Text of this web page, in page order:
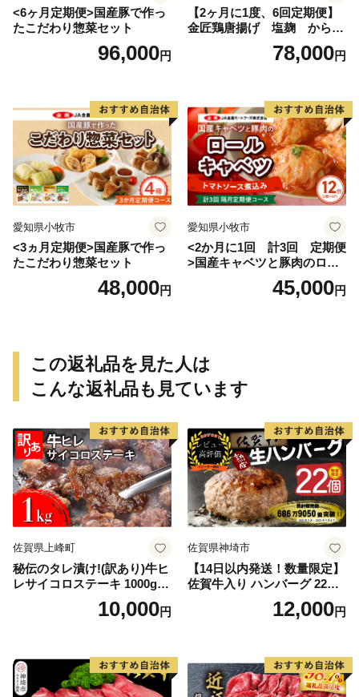
<6ヶ月定期便>国産豚で作っ
たこだわり惣菜セット
96,000円
【2ヶ月に1度、6回定期便】
金匠鶏唐揚げ 塩麹 からあ
78,000円
愛知県小牧市
<3ヵ月定期便>国産豚で作っ
たこだわり惣菜セット
48,000円
愛知県小牧市
<2か月に1回 計3回 定期便
>国産キャベツと豚肉のロー
ルキャベツ（6P入り）
45,000円
この返礼品を見た人は
こんな返礼品も見ています
佐賀県上峰町
秘伝のタレ漬け!(訳あり)牛ヒ
レサイコロステーキ 1000g
10,000円
佐賀県神埼市
【14日以内発送！数量限定】
佐賀牛入り ハンバーグ 22個
2.6kg(120g×22個)【佐賀牛
黒毛和牛 ブランド牛 九州 ハ
気】(H083106)
12,000円